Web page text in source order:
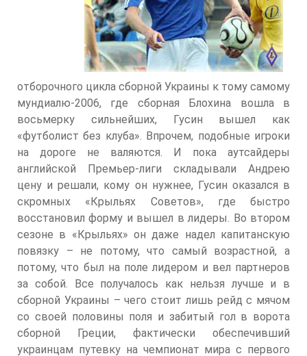
отборочного цикла сборной Украины к тому самому
мундиалю-2006, где сборная Блохина вошла в
восьмерку сильнейших, Гусин вышел как
«футболист без клуба». Впрочем, подобные игроки
на дороге не валяются. И пока аутсайдеры
английской Премьер-лиги складывали Андрею
цену и решали, кому он нужнее, Гусин оказался в
скромных «Крыльях Советов», где быстро
восстановил форму и вышел в лидеры. Во втором
сезоне в «Крыльях» он даже надел капитанскую
повязку – не потому, что самый возрастной, а
потому, что был на поле лидером и вел партнеров
за собой. Все получалось как нельзя лучше и в
сборной Украины – чего стоит лишь рейд с мячом
со своей половины поля и забитый гол в ворота
сборной Греции, фактически обеспечивший
украинцам путевку на чемпионат мира с первого